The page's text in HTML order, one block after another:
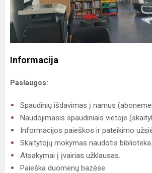
Informacija
Paslaugos:
Spaudinių išdavimas į namus
Naudojimasis spaudiniais vietoje
Informacijos paieškos ir pateikimo
Skaitytojų mokymas naudotis biblioteka.
Atsakymai į įvairias užklausas.
Paieška duomenų bazėse.